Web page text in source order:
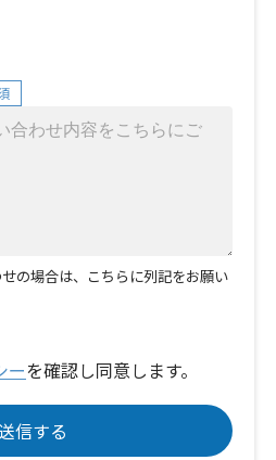
の場合は、こちらに列記をお願い
ーを確認し同意します。